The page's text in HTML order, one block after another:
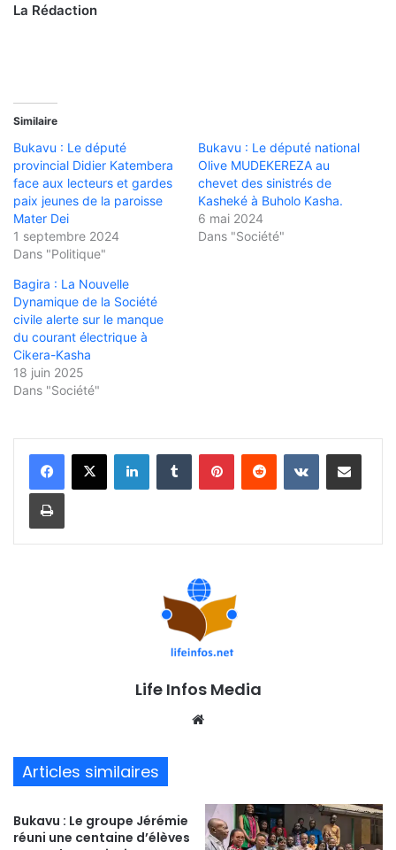
La Rédaction
Similaire
Bukavu : Le député
provincial Didier Katembera
face aux lecteurs et gardes
paix jeunes de la paroisse
Mater Dei
1 septembre 2024
Dans "Politique"
Bukavu : Le député national
Olive MUDEKEREZA au
chevet des sinistrés de
Kasheké à Buholo Kasha.
6 mai 2024
Dans "Société"
Bagira : La Nouvelle
Dynamique de la Société
civile alerte sur le manque
du courant électrique à
Cikera-Kasha
18 juin 2025
Dans "Société"
Life Infos Media
Articles similaires
Bukavu : Le groupe Jérémie
réuni une centaine d’élèves